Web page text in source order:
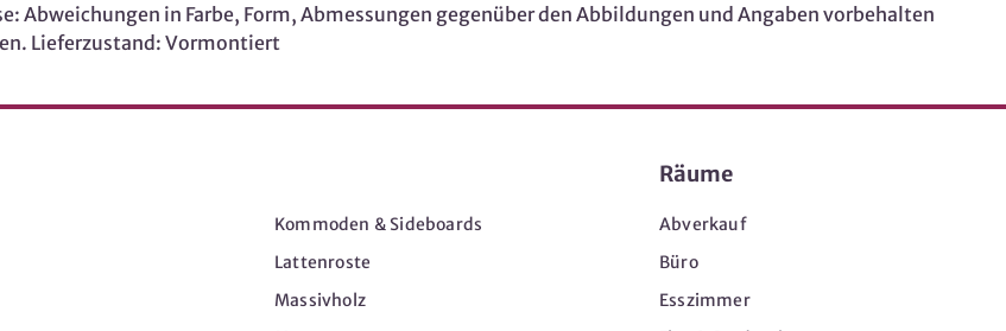
in Farbe, Form, Abmessungen gegenüber den Abbildungen und Angaben vorbehalten
Lieferzustand: Vormontiert
Kommoden & Sideboards
Lattenroste
Massivholz
Räume
Abverkauf
Büro
Esszimmer